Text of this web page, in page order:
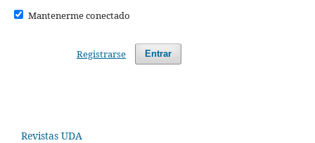
Mantenerme conectado
Entrar
Registrarse
Revistas UDA